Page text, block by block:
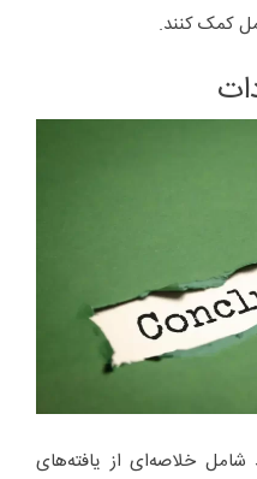
کمک کنند.
شامل خلاصه‌ای از یافته‌های